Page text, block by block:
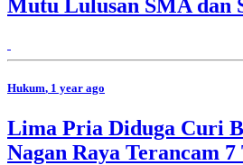
Mutu Lulusan SMA dan
Hukum, 1 year ago
Lima Pria Diduga Curi
Nagan Raya Terancam